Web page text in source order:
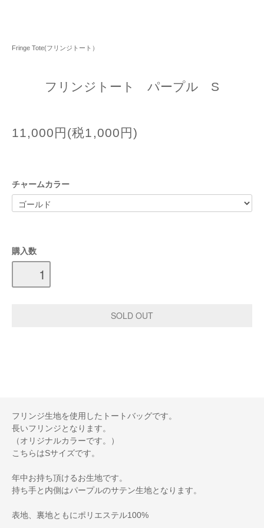
Fringe Tote(フリンジトート）
フリンジトート パープル S
11,000円(税1,000円)
チャームカラー
購入数
フリンジ生地を使用したトートバッグです。
長いフリンジとなります。
（オリジナルカラーです。）
こちらはSサイズです。
年中お持ち頂けるお生地です。
持ち手と内側はパープルのサテン生地となります。
表地、裏地ともにポリエステル100%